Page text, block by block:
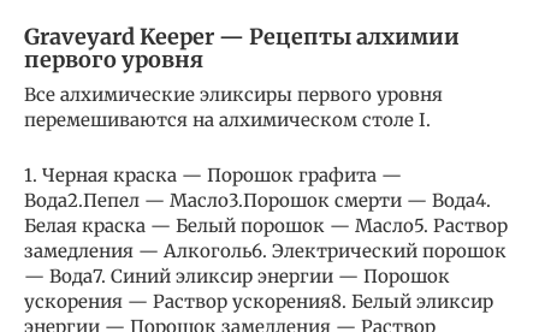
Graveyard Keeper — Рецепты алхимии
первого уровня
Все алхимические эликсиры первого уровня
перемешиваются на алхимическом столе I.
1. Черная краска — Порошок графита —
Вода2.Пепел — Масло3.Порошок смерти — Вода4.
Белая краска — Белый порошок — Масло5. Раствор
замедления — Алкоголь6. Электрический порошок
— Вода7. Синий эликсир энергии — Порошок
ускорения — Раствор ускорения8. Белый эликсир
энергии — Порошок замедления — Раствор